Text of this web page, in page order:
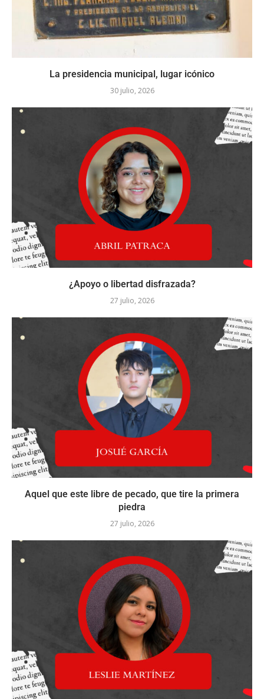
La presidencia municipal, lugar icónico
30 julio, 2026
¿Apoyo o libertad disfrazada?
27 julio, 2026
Aquel que este libre de pecado, que tire la primera
piedra
27 julio, 2026